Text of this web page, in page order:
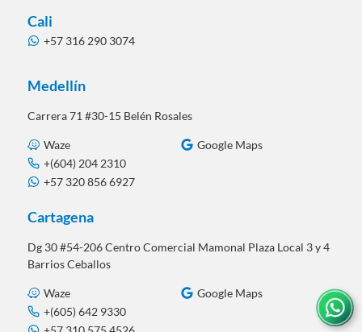
Cali
+57 316 290 3074
Medellín
Carrera 71 #30-15 Belén Rosales
Waze
Google Maps
+(604) 204 2310
+57 320 856 6927
Cartagena
Dg 30 #54-206 Centro Comercial Mamonal Plaza Local 3 y 4
Barrios Ceballos
Waze
Google Maps
+(605) 642 9330